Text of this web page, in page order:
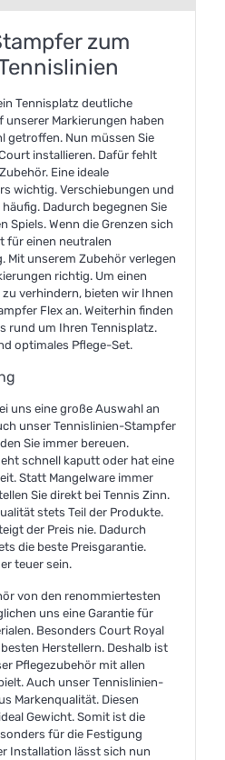
zum
Tennisplatz deutliche
unserer Markierungen haben
getroffen. Nun müssen Sie
installieren. Dafür fehlt
Eine ideale
wichtig. Verschiebungen und
Dadurch begegnen Sie
Spiels. Wenn die Grenzen sich
für einen neutralen
Mit unserem Zubehör verlegen
richtig. Um einen
verhindern, bieten wir Ihnen
Flex an. Weiterhin finden
rund um Ihren Tennisplatz.
optimales Pflege-Set.
uns eine große Auswahl an
unser Tennislinien-Stampfer
Sie immer bereuen.
schnell kaputt oder hat eine
Statt Mangelware immer
Sie direkt bei Tennis Zinn.
stets Teil der Produkte.
der Preis nie. Dadurch
die beste Preisgarantie.
teuer sein.
von den renommiertesten
uns eine Garantie für
Besonders Court Royal
Herstellern. Deshalb ist
Pflegezubehör mit allen
Auch unser Tennislinien-
Markenqualität. Diesen
Gewicht. Somit ist die
für die Festigung
Installation lässt sich nun